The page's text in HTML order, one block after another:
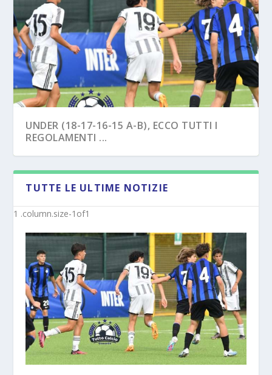
UNDER (18-17-16-15 A-B), ECCO TUTTI I
REGOLAMENTI ...
NAPOLI – TRE EX BENEVENTO U17
“SVINCOL...
SAVOIA – COLPO CAPASSO PER L’UNDER 15
TUTTE LE ULTIME NOTIZIE